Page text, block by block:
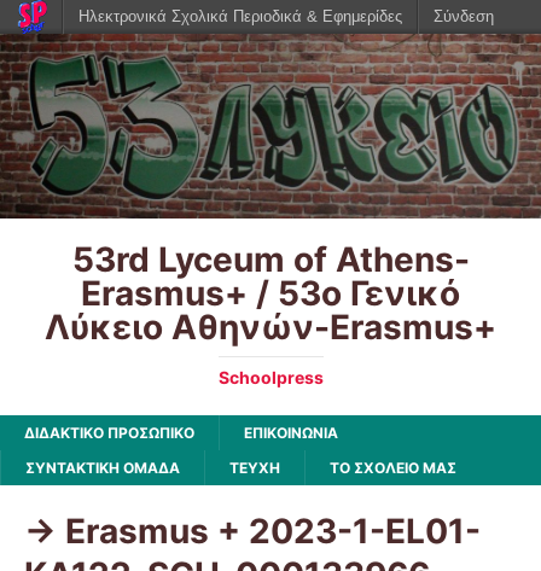
53rd Lyceum of Athens-
Erasmus+ / 53ο Γενικό
Λύκειο Αθηνών-Erasmus+
Schoolpress
ΔΙΔΑΚΤΙΚΟ ΠΡΟΣΩΠΙΚΟ
ΕΠΙΚΟΙΝΩΝΙΑ
ΣΥΝΤΑΚΤΙΚΗ ΟΜΑΔΑ
ΤΕΥΧΗ ΤΟ ΣΧΟΛΕΙΟ ΜΑΣ
-> Erasmus + 2023-1-EL01-
Ηλεκτρονικά Σχολικά Περιοδικά & Εφημερίδες Σύνδεση